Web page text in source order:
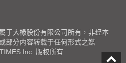
于大椽股份有限公司所有，非经本
部分内容转载于任何形式之媒
Inc. 版权所有